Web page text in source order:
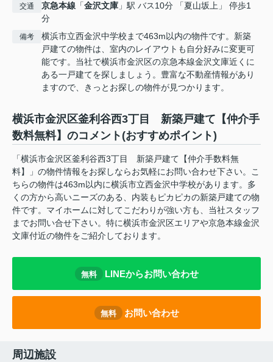
交通 京急本線 「金沢文庫 」駅 バス10分 「夏山坂上」 停歩1
分
備考
横浜市立西金沢中学校まで463m以内の物件です。新築
戸建ての物件は、室内のレイアウトも自分好みに変更可
能です。当社で横浜市金沢区の京急本線金沢文庫近くに
ある一戸建てを探しましょう。豊富な不動産情報があり
ますので、きっとお探しの物件が見つかります。
横浜市金沢区釜利谷西3丁目 新築戸建て【仲介手
数料無料】のコメント(おすすめポイント)
「横浜市金沢区釜利谷西3丁目 新築戸建て【仲介手数料無
料】」の物件情報をお探しならお気軽にお問い合わせ下さい。こ
ちらの物件は463m以内に横浜市立西金沢中学校があります。多
くの方から高いニーズのある、内装もピカピカの新築戸建ての物
件です。マイホームに対してこだわりが強い方も、当社スタッフ
までお問い合せ下さい。特に横浜市金沢区エリアや京急本線金沢
文庫付近の物件をご紹介しております。
無料 LINEからお問い合わせ
無料 お問い合わせ
周辺施設